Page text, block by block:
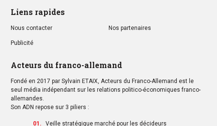
Liens rapides
Nous contacter Nos partenaires
Publicité
Acteurs du franco-allemand
Fondé en 2017 par Sylvain ETAIX, Acteurs du Franco-Allemand est le
seul média indépendant sur les relations politico-économiques franco-
allemandes.
Son ADN repose sur 3 piliers :
Veille stratégique marché pour les décideurs